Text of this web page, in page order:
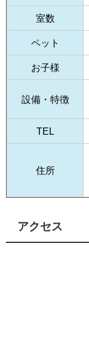
室数
ペット
お子様
設備・特徴
TEL
住所
アクセス